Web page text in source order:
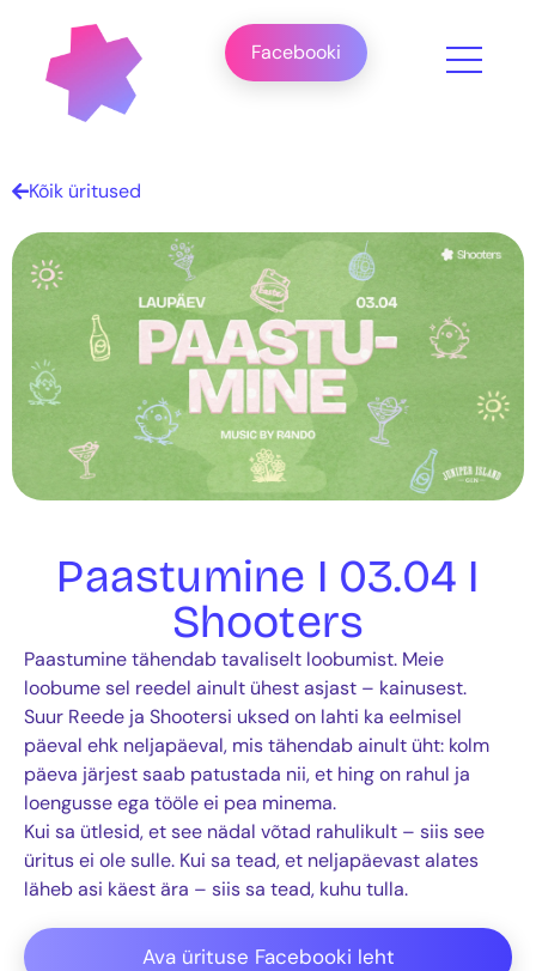
Facebooki
Kõik üritused
Paastumine I 03.04 I
Shooters
Paastumine tähendab tavaliselt loobumist. Meie
loobume sel reedel ainult ühest asjast – kainusest.
Suur Reede ja Shootersi uksed on lahti ka eelmisel
päeval ehk neljapäeval, mis tähendab ainult üht: kolm
päeva järjest saab patustada nii, et hing on rahul ja
loengusse ega tööle ei pea minema.
Kui sa ütlesid, et see nädal võtad rahulikult – siis see
üritus ei ole sulle. Kui sa tead, et neljapäevast alates
läheb asi käest ära – siis sa tead, kuhu tulla.
Ava ürituse Facebooki leht